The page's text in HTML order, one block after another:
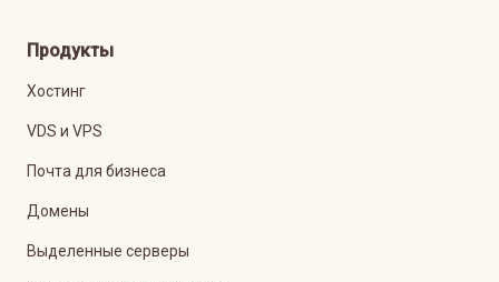
Продукты
Хостинг
VDS и VPS
Почта для бизнеса
Домены
Выделенные серверы